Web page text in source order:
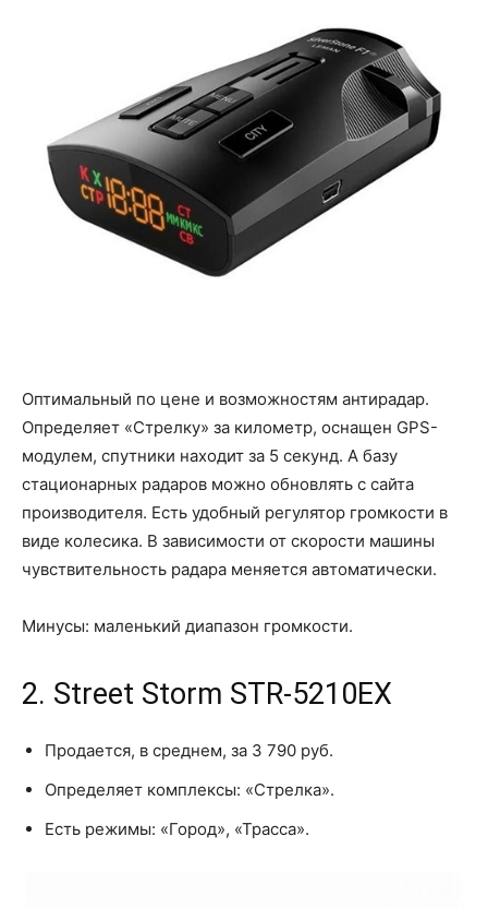
Оптимальный по цене и возможностям антирадар.
Определяет «Стрелку» за километр, оснащен GPS-
модулем, спутники находит за 5 секунд. А базу
стационарных радаров можно обновлять с сайта
производителя. Есть удобный регулятор громкости в
виде колесика. В зависимости от скорости машины
чувствительность радара меняется автоматически.
Минусы: маленький диапазон громкости.
2. Street Storm STR-5210EX
Продается, в среднем, за 3 790 руб.
Определяет комплексы: «Стрелка».
Есть режимы: «Город», «Трасса».